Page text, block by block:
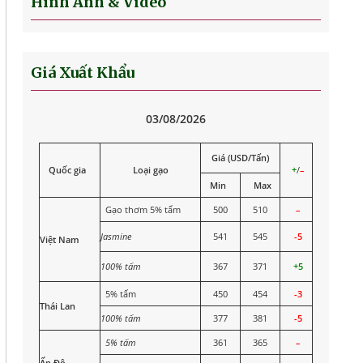
Giá Xuất Khẩu
03/08/2026
Quốc gia Loại gạo
Giá (USD/Tấn)
+/–
Min
Max
Việt Nam
Gạo thơm 5% tấm 500 510 –
Jasmine 541 545 -5
100% tấm 367 371 +5
Thái Lan
5% tấm 450 454
-3
100% tấm
377 381 -5
5% tấm 361 365 –